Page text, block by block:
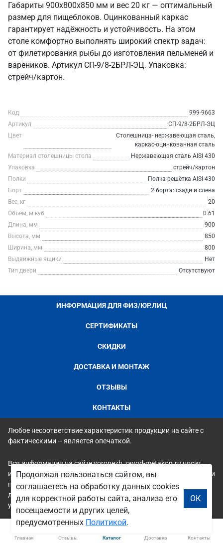
Габариты 900x800x850 мм и вес 20 кг — оптимальный
размер для пищеблоков. Оцинкованный каркас
гарантирует надёжность и устойчивость. На этом
столе комфортно выполнять широкий спектр задач:
от филетирования рыбы до изготовления пельменей и
вареников. Артикул СП-9/8-2БРЛ-ЭЦ. Упаковка:
стрейч/картон.
Код
999-9663
Артикул
СП-9/8-2БРЛ-ЭЦ
Цвет
Столешница- нержавеющая сталь,
каркас-оцинкованная сталь
Материал столешницы стола
Нержавеющая сталь AISI 430
Упаковка
стрейч/картон
Полки
Полка-решётка AISI 430
Борт
2 борта: сзади и слева
Вес, кг
20
Объем, м.куб
0.61
Длина, мм
900
Высота, мм
850
Ширина, мм
800
Выдвижные ящики
Нет
Тип двери
Отсутствуют
ИНФОРМАЦИЯ ДЛЯ ФИЗ/ЮР.ЛИЦ
СЕРТИФИКАТЫ
СКИДКИ
ДОСТАВКА И МОНТАЖ
ОТЗЫВЫ
КОНТАКТЫ
Любое несоответствие характеристик продукции на сайте с
фактическими – является опечаткой.
Вся информация на сайте voronezh.zavod-metakon.ru носит
исключительно ознакомительный и справочный характер и ни
при каких условиях не является публичной офертой. Всю
дополнительную информацию можно узнать по телефонам
указанным на сайте.
Главная Отзывы Каталог Доставка Контакты
Продолжая пользоваться сайтом, вы
соглашаетесь на обработку данных cookies
для корректной работы сайта, анализа его
посещаемости и других целей,
предусмотренных Политикой.
ОК